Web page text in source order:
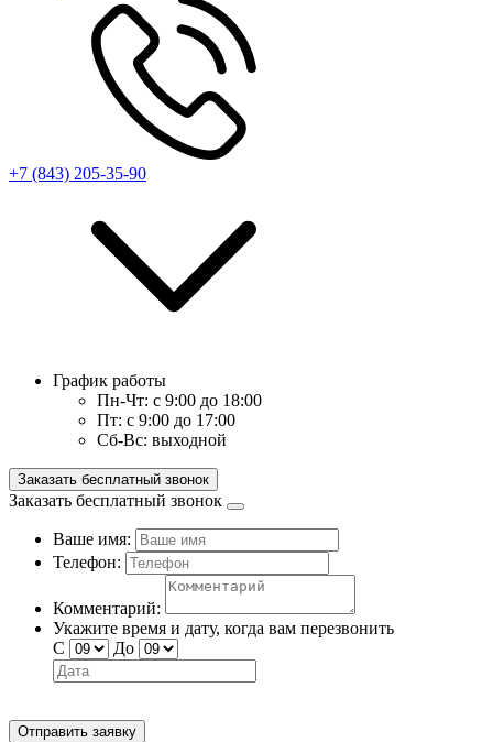
+7 (843) 205-35-90
График работы
Пн-Чт: с 9:00 до 18:00
Пт: с 9:00 до 17:00
Сб-Вс: выходной
Заказать бесплатный звонок
Заказать бесплатный звонок
Ваше имя:
Телефон:
Комментарий:
Укажите время и дату, когда вам перезвонить
С
До
Отправить заявку